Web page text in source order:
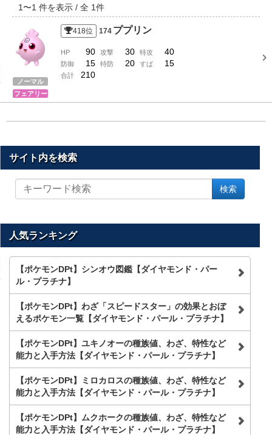
1 〜1 件を表示 / 全 1件
ノーマル
フェアリー
418位 174 ププリン
HP 90 攻撃 30 特攻 40
防御 15 特防 20 すば 15
合計 210
サイト内を検索
イ
を
索
検索
人気ランキング
【ポケモンDPt】シンオウ図鑑【ダイヤモンド・パー
ル・プラチナ】
【ポケモンDPt】わざ「スピードスター」の効果とおぼ
えるポケモン一覧【ダイヤモンド・パール・プラチナ】
【ポケモンDPt】ユキノオーの種族値、わざ、特性など
能力と入手方法【ダイヤモンド・パール・プラチナ】
【ポケモンDPt】ミロカロスの種族値、わざ、特性など
能力と入手方法【ダイヤモンド・パール・プラチナ】
【ポケモンDPt】ムクホークの種族値、わざ、特性など
能力と入手方法【ダイヤモンド・パール・プラチナ】